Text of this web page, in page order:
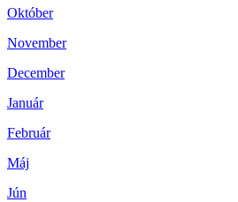
Október
November
December
Január
Február
Máj
Jún